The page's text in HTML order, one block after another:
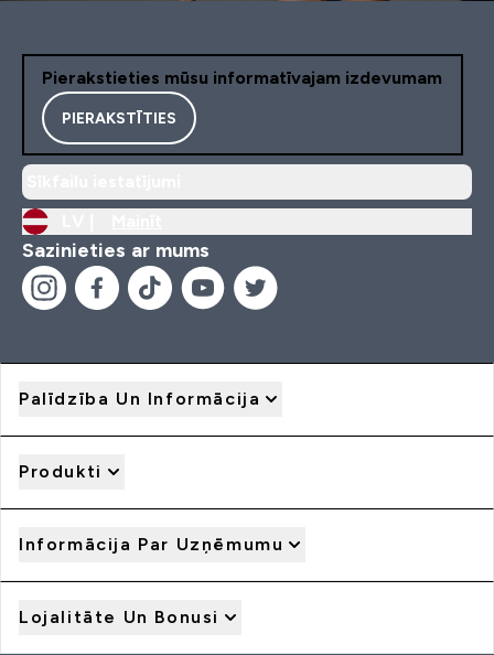
Pierakstieties mūsu informatīvajam izdevumam
PIERAKSTĪTIES
Sazinieties ar mums
Palīdzība Un Informācija
Produkti
Informācija Par Uzņēmumu
Lojalitāte Un Bonusi